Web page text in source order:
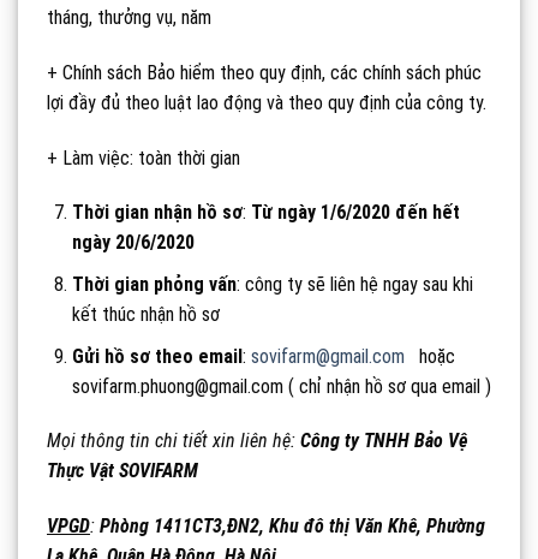
tháng, thưởng vụ, năm
+ Chính sách Bảo hiểm theo quy định, các chính sách phúc
lợi đầy đủ theo luật lao động và theo quy định của công ty.
+ Làm việc: toàn thời gian
Thời gian nhận hồ sơ: Từ ngày 1/6/2020 đến hết
ngày 20/6/2020
Thời gian phỏng vấn: công ty sẽ liên hệ ngay sau khi
kết thúc nhận hồ sơ
Gửi hồ sơ theo email: sovifarm@gmail.com hoặc
sovifarm.phuong@gmail.com ( chỉ nhận hồ sơ qua email )
Mọi thông tin chi tiết xin liên hệ: Công ty TNHH Bảo Vệ
Thực Vật SOVIFARM
VPGD: Phòng 1411CT3,ĐN2, Khu đô thị Văn Khê, Phường